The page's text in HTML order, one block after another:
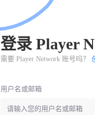
登录 Player
需要 Player Network 账号吗？
用户名或邮箱